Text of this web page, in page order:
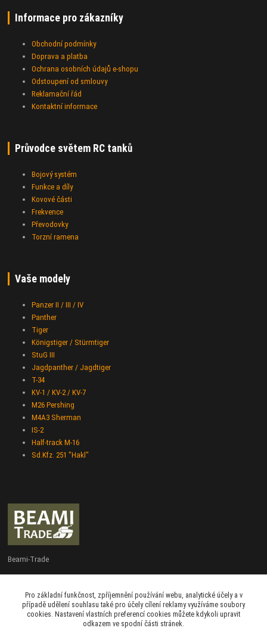
Informace pro zákazníky
Obchodní podmínky
Doprava a platba
Ochrana osobních údajů e-shopu
Odstoupení od smlouvy
Reklamační řád
Kontaktní informace
Průvodce světem RC tanků
Bojový systém
Funkce a díly
Kovové části
Frekvence
Převodovky
Torzní ramena
Vaše modely
Panzer II / III / IV
Panther
Tiger
Königstiger / Stürmtiger
StuG III
Jagdpanther / Jagdtiger
T-34
KV-1 / KV-2 / KV-7
M26 Pershing
M4A3 Sherman
IS-2
Half-track M-16
Sd.Kfz. 251 "Hakl"
Beami-Trade
+420 775 427 778
Po - Pá 9:00 - 16:00
admin@beami-trade.cz
Pro základní funkčnost, zpříjemnění používání webu, analytické účely a v
případě udělení souhlasu také pro účely cílení reklamy využíváme soubory
cookies. Nastavení vlastních preferencí cookies můžete kdykoli upravit
odkazem ve spodní části stránek.